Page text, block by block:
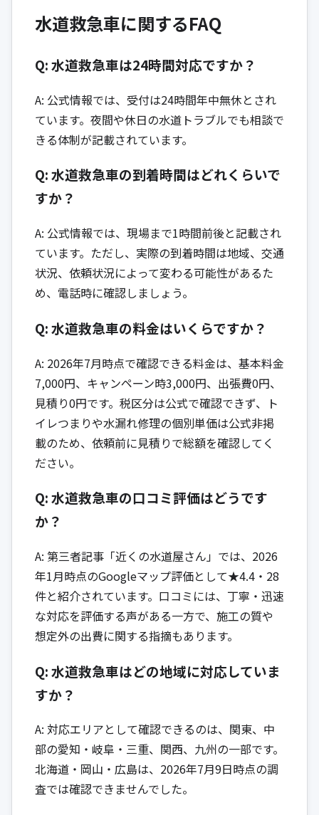
水道救急車に関するFAQ
Q: 水道救急車は24時間対応ですか？
A: 公式情報では、受付は24時間年中無休とされ
ています。夜間や休日の水道トラブルでも相談で
きる体制が記載されています。
Q: 水道救急車の到着時間はどれくらいで
すか？
A: 公式情報では、現場まで1時間前後と記載され
ています。ただし、実際の到着時間は地域、交通
状況、依頼状況によって変わる可能性があるた
め、電話時に確認しましょう。
Q: 水道救急車の料金はいくらですか？
A: 2026年7月時点で確認できる料金は、基本料金
7,000円、キャンペーン時3,000円、出張費0円、
見積り0円です。税区分は公式で確認できず、ト
イレつまりや水漏れ修理の個別単価は公式非掲
載のため、依頼前に見積りで総額を確認してく
ださい。
Q: 水道救急車の口コミ評価はどうです
か？
A: 第三者記事「近くの水道屋さん」では、2026
年1月時点のGoogleマップ評価として★4.4・28
件と紹介されています。口コミには、丁寧・迅速
な対応を評価する声がある一方で、施工の質や
想定外の出費に関する指摘もあります。
Q: 水道救急車はどの地域に対応していま
すか？
A: 対応エリアとして確認できるのは、関東、中
部の愛知・岐阜・三重、関西、九州の一部です。
北海道・岡山・広島は、2026年7月9日時点の調
査では確認できませんでした。